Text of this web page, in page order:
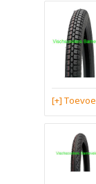
[+]